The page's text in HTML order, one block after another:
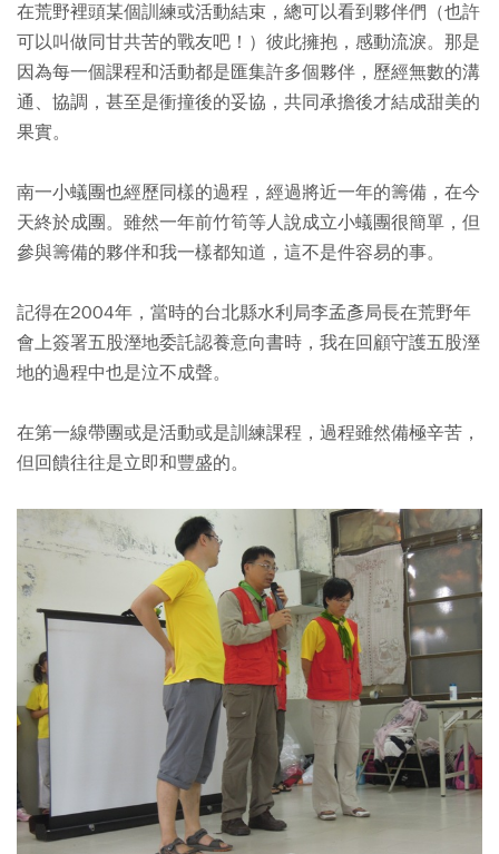
在荒野裡頭某個訓練或活動結束，總可以看到夥伴們（也許
可以叫做同甘共苦的戰友吧！）彼此擁抱，感動流淚。那是
因為每一個課程和活動都是匯集許多個夥伴，歷經無數的溝
通、協調，甚至是衝撞後的妥協，共同承擔後才結成甜美的
果實。
南一小蟻團也經歷同樣的過程，經過將近一年的籌備，在今
天終於成團。雖然一年前竹筍等人說成立小蟻團很簡單，但
參與籌備的夥伴和我一樣都知道，這不是件容易的事。
記得在2004年，當時的台北縣水利局李孟彥局長在荒野年
會上簽署五股溼地委託認養意向書時，我在回顧守護五股溼
地的過程中也是泣不成聲。
在第一線帶團或是活動或是訓練課程，過程雖然備極辛苦，
但回饋往往是立即和豐盛的。